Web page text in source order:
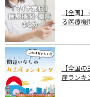
【全国
る医療機
【全国
産ランキ